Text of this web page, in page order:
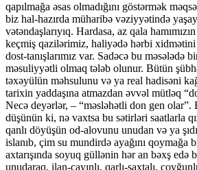
qapılmağa əsas olmadığını göstərmək
biz hal-hazırda müharibə vəziyyətində
vətəndaşlarıyıq. Hardasa, az qala
keçmiş qazilərimiz, haliyədə hərbi
dost-tanışlarımız var. Sadəcə bu məsələdə
məsuliyyətli olmaq tələb olunur. Bütün
təxəyülün məhsulunu və ya real hadisəni
tarixin yaddaşına atmazdan əvvəl mütləq
Necə deyərlər, – “məsləhətli don gen
düşünün ki, nə vaxtsa bu sətirləri saatlarla
qanlı döyüşün od-alovunu unudan və ya
islanıb, çim su mundirdə ayağını qoymağa
axtarışında soyuq güllənin hər an bəxş
unudaraq, ilan-çayınlı, qarlı-şaxtalı,